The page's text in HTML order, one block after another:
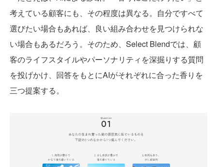
考えている顧客にも、その程度は異なる。自分ですべて
選びたい場合もあれば、良い組み合わせを見つけられな
い場合もあるだろう。そのため、Select Blendでは、顧
客のライフスタイルやパーソナリティを深掘りする質問
を投げかけ、回答をもとにAIがそれぞれに合った香りを
三つ提案する。